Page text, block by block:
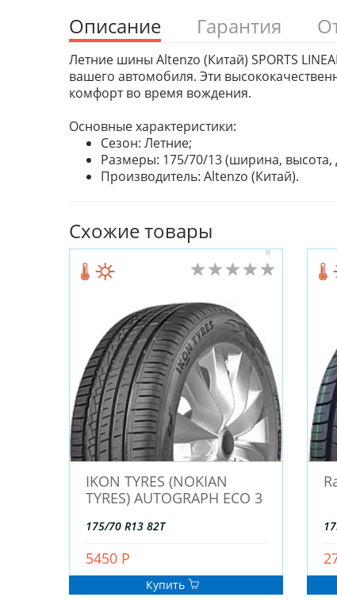
Описание Гарантия
Летние шины Altenzo (Китай) SPORTS
вашего автомобиля. Эти
комфорт во время вождения.
Основные характеристики:
Сезон: Летние;
Размеры: 175/70/13 (ширина, высота,
Производитель: Altenzo (Китай).
Схожие товары
IKON TYRES (NOKIAN
TYRES) AUTOGRAPH ECO 3
175/70 R13 82T
5450 Р
Купить